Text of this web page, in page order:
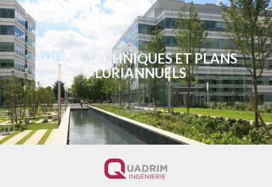
AUDITS TECHNIQUES ET PLANS
PLURIANNUELS